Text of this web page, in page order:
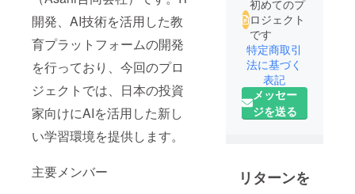
開発、AI技術を活用した教
育プラットフォームの開発
を行っており、今回のプロ
ジェクトでは、日本の投資
家向けにAIを活用した新し
い学習環境を提供します。
主要メンバー
初めてのプ
ロジェクト
です
特定商取引
法に基づく
表記
メッセー
ジを送る
リターンを